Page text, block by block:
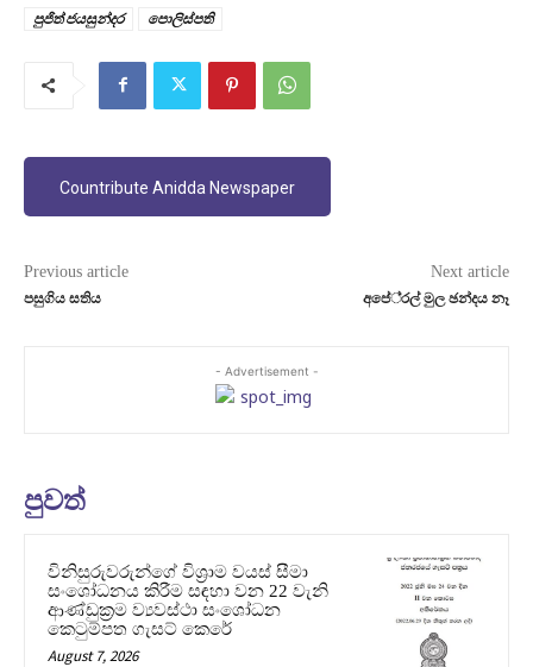
පුජිත් ජයසුන්දර
පොලිස්පති
Countribute Anidda Newspaper
Previous article
පසුගිය සතිය
Next article
අපේ‍්‍රල් මුල ඡන්දය නෑ
- Advertisement -
පුවත්
විනිසුරුවරුන්ගේ විශ්‍රාම වයස් සීමා
සංශෝධනය කිරීම සඳහා වන 22 වැනි
ආණ්ඩුක්‍රම ව්‍යවස්ථා සංශෝධන
කෙටුම්පත ගැසට් කෙරේ
August 7, 2026